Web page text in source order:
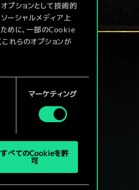
プションとして技術的
ーシャルメディア上
めに、一部のCookie
れらのオプションが
、下記の「設定」メニ
マーケティング
すべてのCookieを許
可